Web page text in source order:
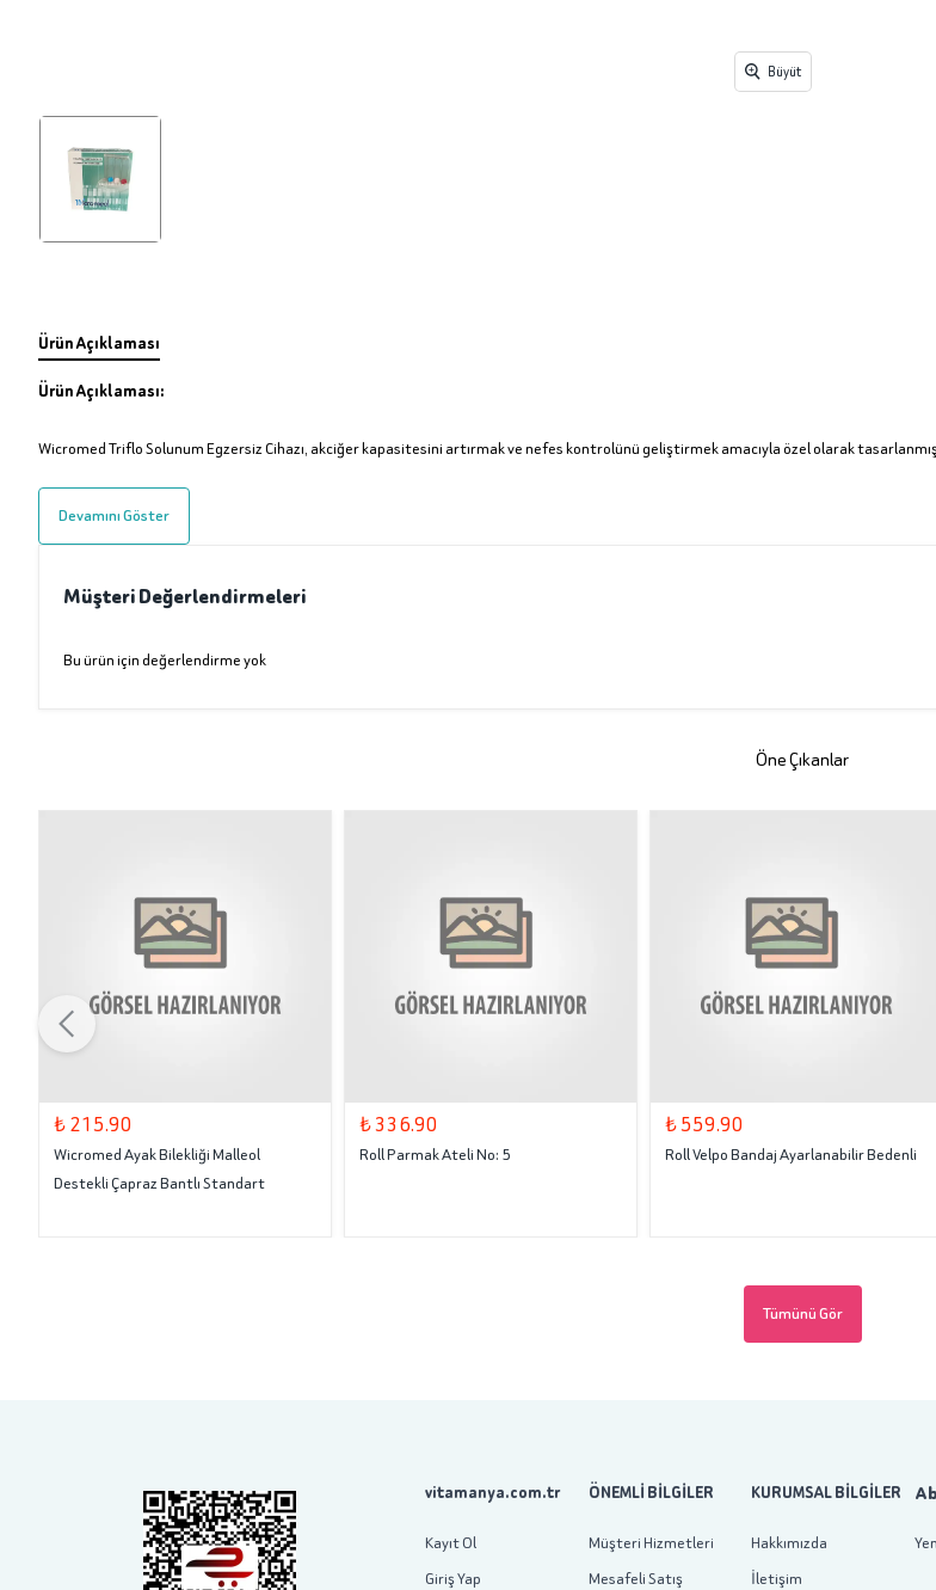
Büyüt
Ürün Açıklaması
Ürün Açıklaması:
Wicromed Triflo Solunum Egzersiz Cihazı, akciğer kapasitesini artırmak ve nefes kontrolünü geliştirmek amacıyla özel olarak
Devamını Göster
Müşteri Değerlendirmeleri
Bu ürün için değerlendirme yok
Öne Çıkanlar
₺ 215.90
Wicromed Ayak Bilekliği Malleol
Destekli Çapraz Bantlı Standart
₺ 336.90
Roll Parmak Ateli No: 5
₺ 559.90
Roll Velpo Bandaj Ayarlanabilir Bedenli
Tümünü Gör
vitamanya.com.tr
Kayıt Ol
Giriş Yap
ÖNEMLİ BİLGİLER
Müşteri Hizmetleri
Mesafeli Satış
KURUMSAL BİLGİLER
Hakkımızda
İletişim